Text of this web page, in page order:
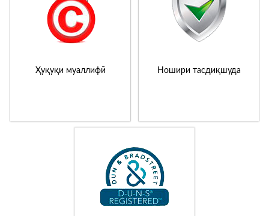
Ҳуқуқи муаллифӣ Ношири тасдиқшуда